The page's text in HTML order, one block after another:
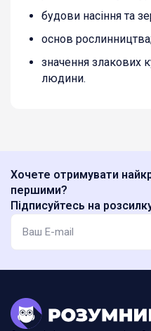
будови насіння та
основ
значення злакових
людини.
Хочете отримувати
першими?
Підписуйтесь на